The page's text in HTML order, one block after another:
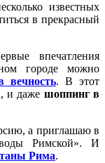
известных
в прекрасный
впечатления
городе можно
вечность. В этот
и даже шоппинг в
а приглашаю в
Римской». И
Рима.